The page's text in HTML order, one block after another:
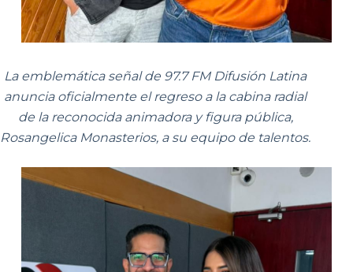
La emblemática señal de 97.7 FM Difusión Latina
anuncia oficialmente el regreso a la cabina radial
de la reconocida animadora y figura pública,
Rosangelica Monasterios, a su equipo de talentos.